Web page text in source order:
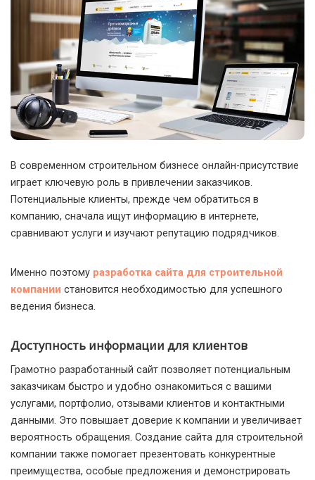
В современном строительном бизнесе онлайн-присутствие
играет ключевую роль в привлечении заказчиков.
Потенциальные клиенты, прежде чем обратиться в
компанию, сначала ищут информацию в интернете,
сравнивают услуги и изучают репутацию подрядчиков.
Именно поэтому разработка сайта для строительной
компании становится необходимостью для успешного
ведения бизнеса.
Доступность информации для клиентов
Грамотно разработанный сайт позволяет потенциальным
заказчикам быстро и удобно ознакомиться с вашими
услугами, портфолио, отзывами клиентов и контактными
данными. Это повышает доверие к компании и увеличивает
вероятность обращения. Создание сайта для строительной
компании также помогает презентовать конкурентные
преимущества, особые предложения и демонстрировать